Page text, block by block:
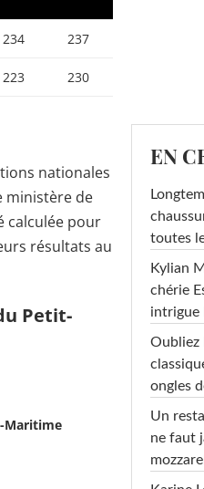
234 237
223 230
nationales
ministère de
calculée pour
résultats au
Petit-
Maritime
EN
toutes
Kylian
chérie
intrigue
Oubliez
ongles
Un
ne faut